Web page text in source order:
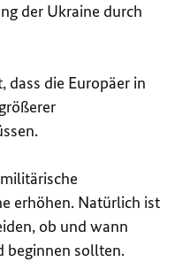
der Ukraine durch
dass die Europäer in
erhöhen. Natürlich ist
ob und wann
beginnen sollten.